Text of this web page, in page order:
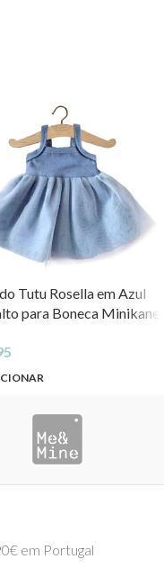
Tutu Rosella em Azul
para Boneca Minikane
em Portugal